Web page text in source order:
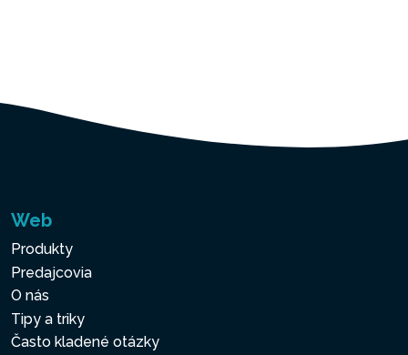
Web
Produkty
Predajcovia
O nás
Tipy a triky
Často kladené otázky